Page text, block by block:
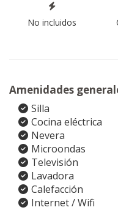
No incluidos
Amenidades
Silla
Cocina eléctrica
Nevera
Microondas
Televisión
Lavadora
Calefacción
Internet / Wifi